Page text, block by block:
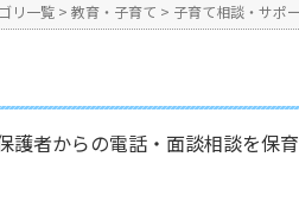
リ一覧 > 教育・子育て > 子育て相談・サポ
護者からの電話・面談相談を保